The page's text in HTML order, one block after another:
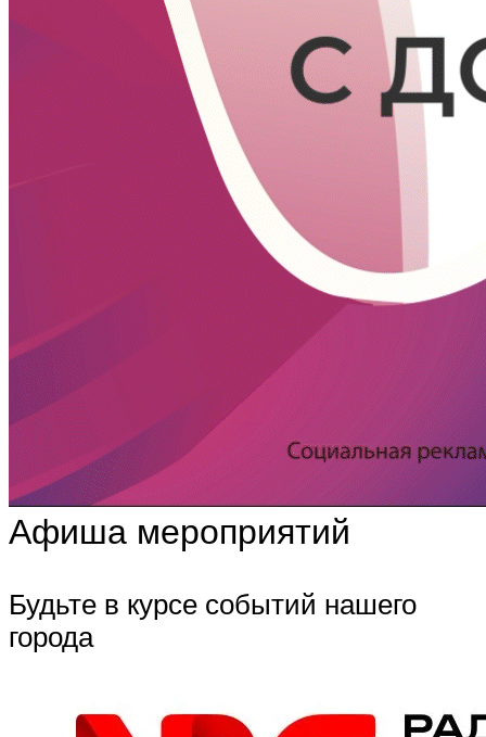
Афиша мероприятий
Будьте в курсе событий нашего
города